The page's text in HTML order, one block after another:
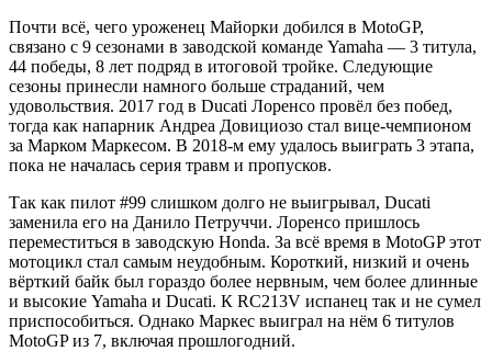
Почти всё, чего уроженец Майорки добился в MotoGP,
связано с 9 сезонами в заводской команде Yamaha — 3 титула,
44 победы, 8 лет подряд в итоговой тройке. Следующие
сезоны принесли намного больше страданий, чем
удовольствия. 2017 год в Ducati Лоренсо провёл без побед,
тогда как напарник Андреа Довициозо стал вице-чемпионом
за Марком Маркесом. В 2018-м ему удалось выиграть 3 этапа,
пока не началась серия травм и пропусков.
Так как пилот #99 слишком долго не выигрывал, Ducati
заменила его на Данило Петруччи. Лоренсо пришлось
переместиться в заводскую Honda. За всё время в MotoGP этот
мотоцикл стал самым неудобным. Короткий, низкий и очень
вёрткий байк был гораздо более нервным, чем более длинные
и высокие Yamaha и Ducati. К RC213V испанец так и не сумел
приспособиться. Однако Маркес выиграл на нём 6 титулов
MotoGP из 7, включая прошлогодний.